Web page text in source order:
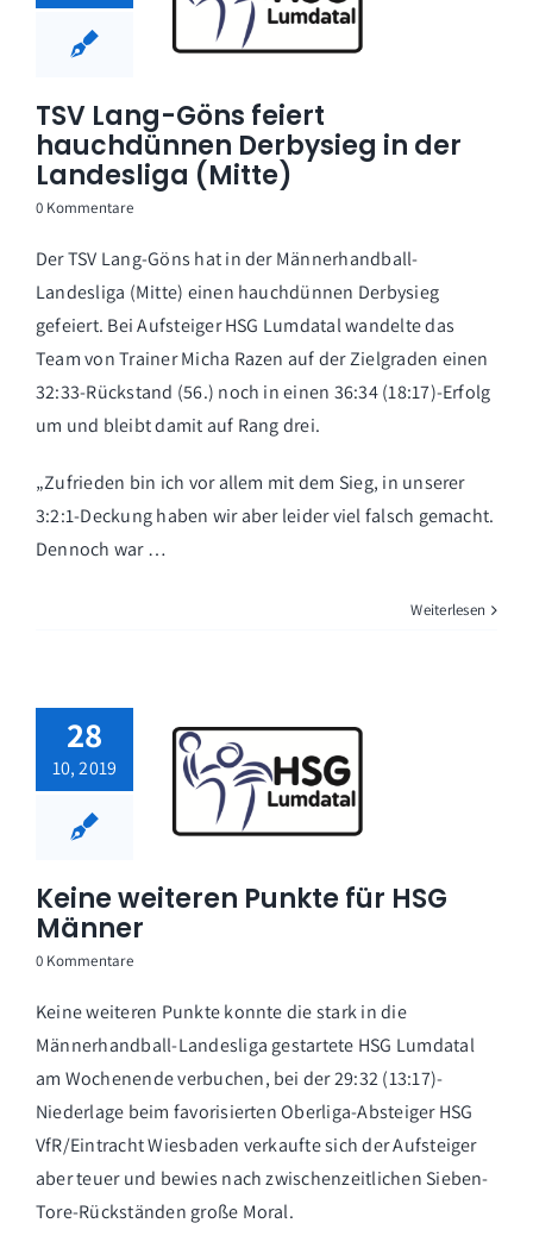
TSV Lang-Göns feiert
hauchdünnen Derbysieg in der
Landesliga (Mitte)
0 Kommentare
Der TSV Lang-Göns hat in der Männerhandball-
Landesliga (Mitte) einen hauchdünnen Derbysieg
gefeiert. Bei Aufsteiger HSG Lumdatal wandelte das
Team von Trainer Micha Razen auf der Zielgraden einen
32:33-Rückstand (56.) noch in einen 36:34 (18:17)-Erfolg
um und bleibt damit auf Rang drei.
„Zufrieden bin ich vor allem mit dem Sieg, in unserer
3:2:1-Deckung haben wir aber leider viel falsch gemacht.
Dennoch war …
Weiterlesen
28
10, 2019
Keine weiteren Punkte für HSG
Männer
0 Kommentare
Keine weiteren Punkte konnte die stark in die
Männerhandball-Landesliga gestartete HSG Lumdatal
am Wochenende verbuchen, bei der 29:32 (13:17)-
Niederlage beim favorisierten Oberliga-Absteiger HSG
VfR/Eintracht Wiesbaden verkaufte sich der Aufsteiger
aber teuer und bewies nach zwischenzeitlichen Sieben-
Tore-Rückständen große Moral.